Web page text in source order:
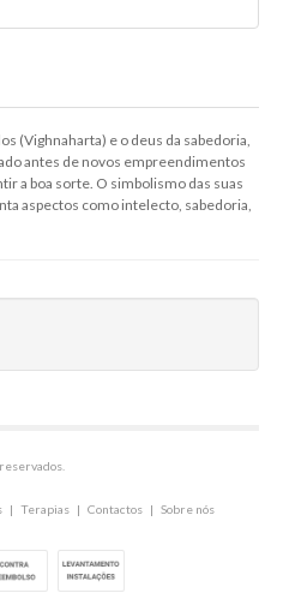
(Vighnaharta) e o deus da sabedoria,
antes de novos empreendimentos
a boa sorte. O simbolismo das suas
aspectos como intelecto, sabedoria,
| Terapias | Contactos | Sobre nós